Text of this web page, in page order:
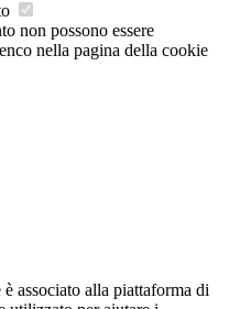
non possono essere
nella pagina della cookie
associato alla piattaforma di